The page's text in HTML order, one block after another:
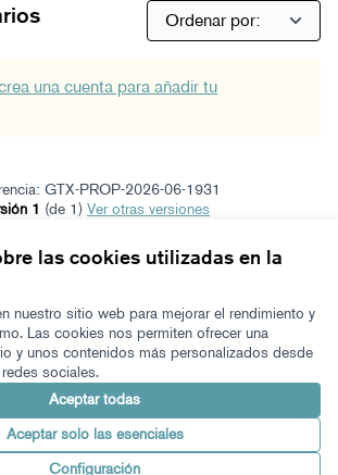
las cookies utilizadas en la
nuestro sitio web para mejorar el rendimiento y
Las cookies nos permiten ofrecer una
y unos contenidos más personalizados desde
sociales.
Aceptar todas
Aceptar solo las esenciales
Configuración
una cuenta para añadir tu
GTX-PROP-2026-06-1931
1 (de 1)
ver otras versiones
de uso
Instagram
en YouTube
externo)
Zeugaz en GitHub
(Enlace externo)
el idioma
Con
(Enlace